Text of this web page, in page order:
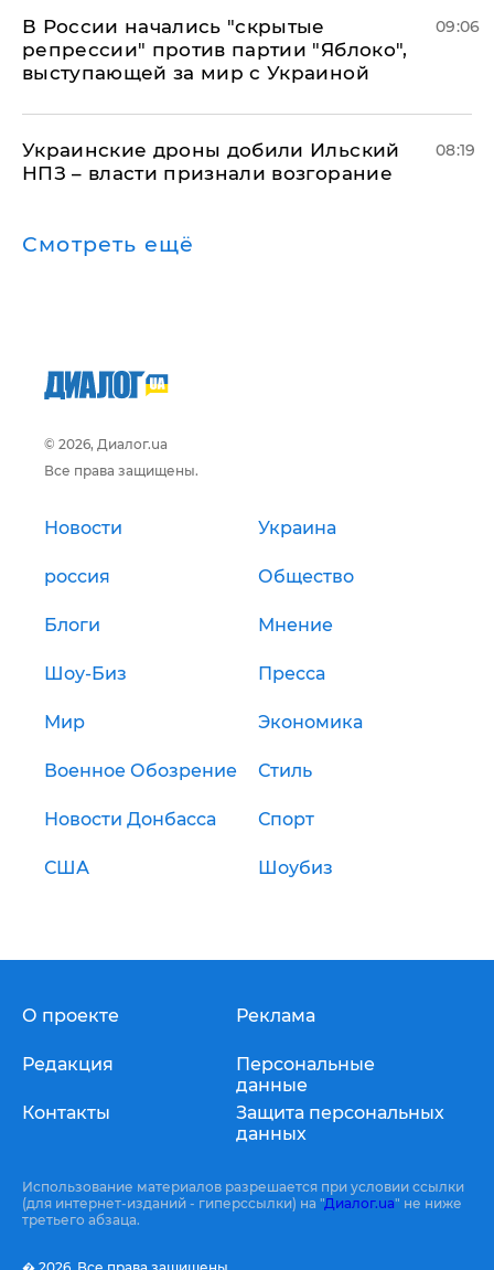
В России начались "скрытые
репрессии" против партии "Яблоко",
выступающей за мир с Украиной
09:06
Украинские дроны добили Ильский
НПЗ – власти признали возгорание
08:19
Смотреть ещё
© 2026, Диалог.ua
Все права защищены.
Новости Украина
россия Общество
Блоги Мнение
Шоу-Биз Пресса
Мир Экономика
Военное Обозрение Стиль
Новости Донбасса Спорт
США Шоубиз
О проекте
Редакция
Контакты
Реклама
Персональные
данные
Защита персональных
данных
Использование материалов разрешается при условии ссылки
(для интернет-изданий - гиперссылки) на "Диалог.ua" не ниже
третьего абзаца.